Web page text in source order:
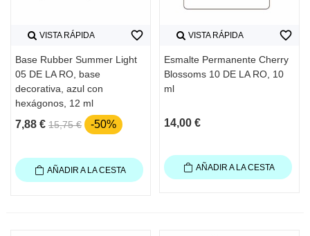
VISTA RÁPIDA
Base Rubber Summer Light
05 DE LA RO, base
decorativa, azul con
hexágonos, 12 ml
7,88 € 15,75 € -50%
favorite_border
AÑADIR A LA CESTA
VISTA RÁPIDA
Esmalte Permanente Cherry
Blossoms 10 DE LA RO, 10
ml
14,00 €
favorite_border
AÑADIR A LA CESTA